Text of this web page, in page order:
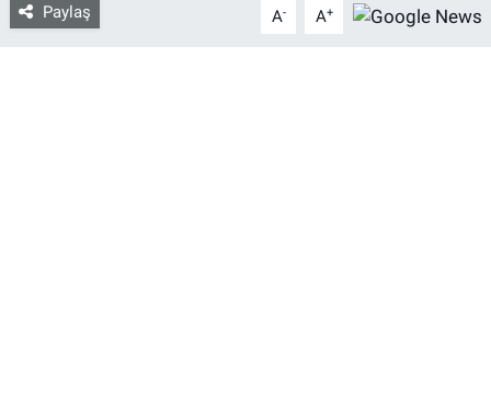
Paylaş A- A+
Gözden Kaçmasın